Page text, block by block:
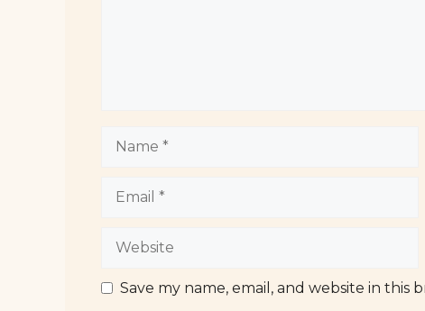
Website
Save my name, email, and website in